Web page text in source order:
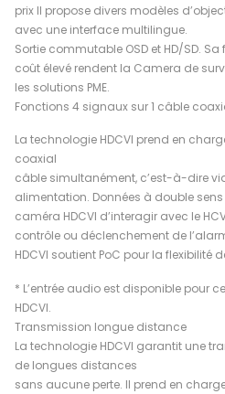
prix Il propose divers modèles
avec une interface multilingue.
Sortie commutable OSD et HD/SD.
coût élevé rendent la Camera de
les solutions PME.
Fonctions 4 signaux sur 1 câble
La technologie HDCVI prend en
coaxial
câble simultanément, c’est-à-dire
alimentation. Données à double
caméra HDCVI d’interagir avec le
contrôle ou déclenchement de
HDCVI soutient PoC pour la flexibilité
* L’entrée audio est disponible pour
HDCVI.
Transmission longue distance
La technologie HDCVI garantit une
de longues distances
sans aucune perte. Il prend en